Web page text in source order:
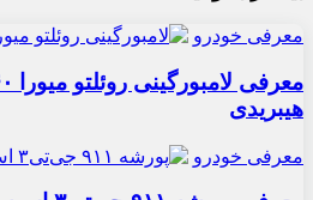
معرفی خودرو
هیبریدی
معرفی خودرو